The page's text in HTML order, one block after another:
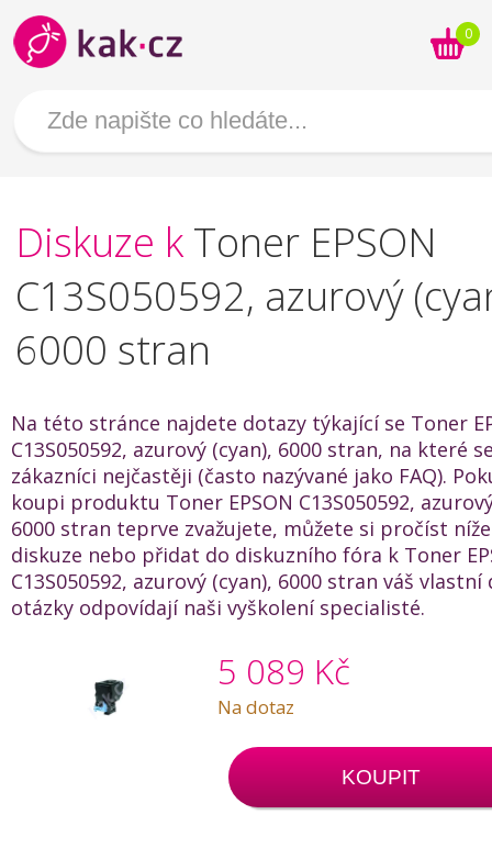
0
Diskuze k Toner EPSON
C13S050592, azurový
6000 stran
Na této stránce najdete dotazy týkající se Toner
C13S050592, azurový (cyan), 6000 stran, na které
zákazníci nejčastěji (často nazývané jako FAQ).
koupi produktu Toner EPSON C13S050592,
6000 stran teprve zvažujete, můžete si pročíst
diskuze nebo přidat do diskuzního fóra k Toner
C13S050592, azurový (cyan), 6000 stran váš vlastní
otázky odpovídají naši vyškolení specialisté.
5 089 Kč
Na dotaz
KOUPIT